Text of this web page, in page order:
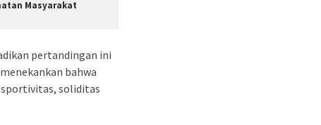
Masyarakat
pertandingan ini
bahwa
soliditas